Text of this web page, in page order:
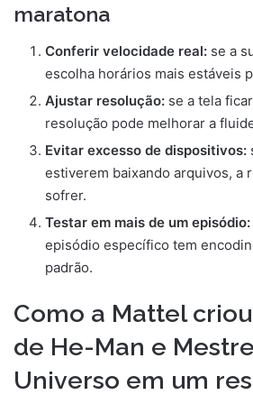
maratona
Conferir velocidade real: se a
escolha horários mais estáveis
Ajustar resolução: se a tela
resolução pode melhorar a
Evitar excesso de dispositivos:
estiverem baixando arquivos, a
sofrer.
Testar em mais de um episódio:
episódio específico tem
padrão.
Como a Mattel
de He-Man e
Universo em um